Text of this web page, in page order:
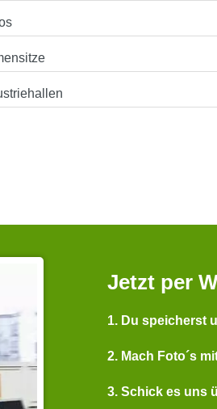
Jetzt per
1. Du speicherst
2. Mach Foto´s
3. Schick es uns